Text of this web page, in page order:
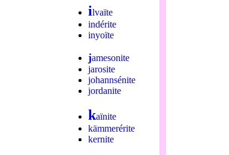
ilvaïte
indérite
inyoïte
jamesonite
jarosite
johannsénite
jordanite
kaïnite
kämmerérite
kernite